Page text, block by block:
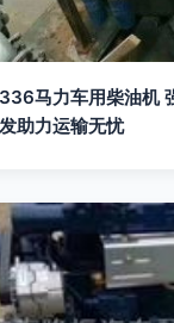
马力车用柴油机
助力运输无忧